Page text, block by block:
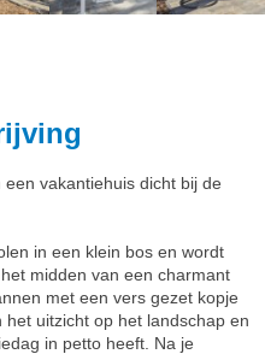
vakantiehuis dicht bij de
in een klein bos en wordt
midden van een charmant
met een vers gezet kopje
uitzicht op het landschap en
in petto heeft. Na je